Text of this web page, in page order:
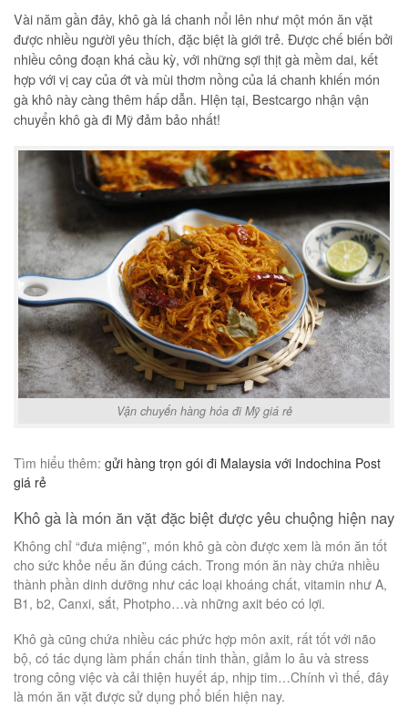
Vài năm gần đây, khô gà lá chanh nổi lên như một món ăn vặt
được nhiều người yêu thích, đặc biệt là giới trẻ. Được chế biến bởi
nhiều công đoạn khá cầu kỳ, với những sợi thịt gà mềm dai, kết
hợp với vị cay của ớt và mùi thơm nồng của lá chanh khiến món
gà khô này càng thêm hấp dẫn. HIện tại, Bestcargo nhận vận
chuyển khô gà đi Mỹ đảm bảo nhất!
Vận chuyển hàng hóa đi Mỹ giá rẻ
Tìm hiểu thêm: gửi hàng trọn gói đi Malaysia với Indochina Post
giá rẻ
Khô gà là món ăn vặt đặc biệt được yêu chuộng hiện nay
Không chỉ “đưa miệng”, món khô gà còn được xem là món ăn tốt
cho sức khỏe nếu ăn đúng cách. Trong món ăn này chứa nhiều
thành phần dinh dưỡng như các loại khoáng chất, vitamin như A,
B1, b2, Canxi, sắt, Photpho…và những axit béo có lợi.
Khô gà cũng chứa nhiều các phức hợp môn axit, rất tốt với não
bộ, có tác dụng làm phấn chấn tinh thần, giảm lo âu và stress
trong công việc và cải thiện huyết áp, nhịp tim…Chính vì thế, đây
là món ăn vặt được sử dụng phổ biến hiện nay.